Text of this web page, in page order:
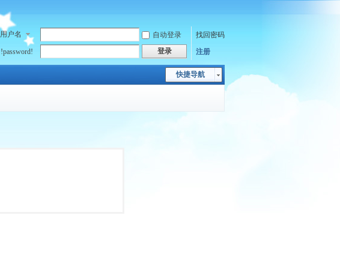
用户名 自动登录
找回密码
!password!
登录 注册
快捷导航